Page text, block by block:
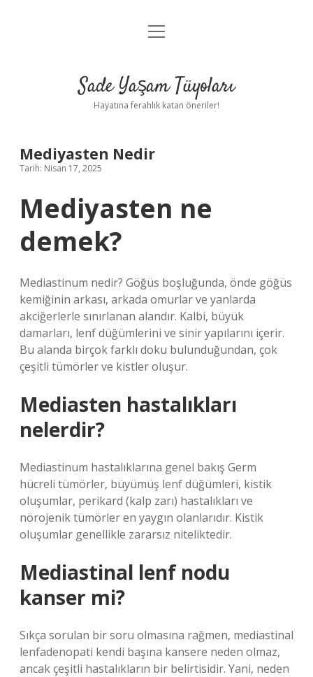
Anasayfa
Yasal Uyarı
menüyü
Sade Yaşam Tüyoları
Hayatına ferahlık katan öneriler!
Mediyasten Nedir
Tarih: Nisan 17, 2025
Mediyasten ne
demek?
Mediastinum nedir? Göğüs boşluğunda, önde göğüs
kemiğinin arkası, arkada omurlar ve yanlarda
akciğerlerle sınırlanan alandır. Kalbi, büyük
damarları, lenf düğümlerini ve sinir yapılarını içerir.
Bu alanda birçok farklı doku bulunduğundan, çok
çeşitli tümörler ve kistler oluşur.
Mediasten hastalıkları
nelerdir?
Mediastinum hastalıklarına genel bakış Germ
hücreli tümörler, büyümüş lenf düğümleri, kistik
oluşumlar, perikard (kalp zarı) hastalıkları ve
nörojenik tümörler en yaygın olanlarıdır. Kistik
oluşumlar genellikle zararsız niteliktedir.
Mediastinal lenf nodu
kanser mi?
Sıkça sorulan bir soru olmasına rağmen, mediastinal
lenfadenopati kendi başına kansere neden olmaz,
ancak çeşitli hastalıkların bir belirtisidir. Yani, neden